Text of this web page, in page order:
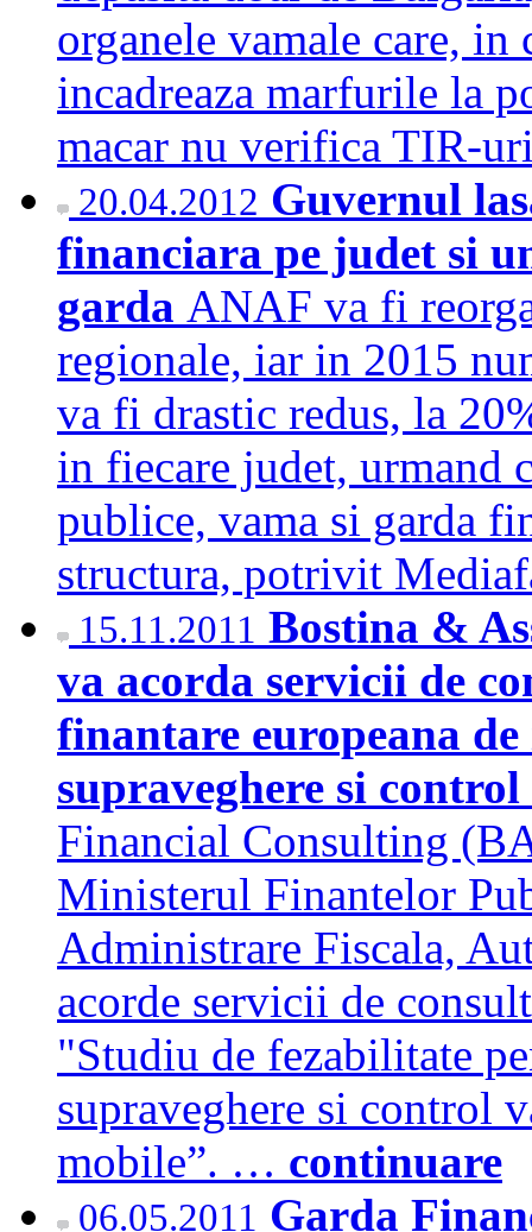
organele vamale care,
incadreaza marfurile la
macar nu verifica TIR-
20.04.2012 Guvernul
financiara pe judet si
garda ANAF va fi
regionale, iar in 2015
va fi drastic redus, la
in fiecare judet, urmand
publice, vama si garda
structura, potrivit
15.11.2011 Bostina &
va acorda servicii de
finantare europeana
supraveghere si
Financial Consulting
Ministerul Finantelor
Administrare Fiscala,
acorde servicii de
"Studiu de fezabilitate
supraveghere si control
mobile”. … continuare
06.05.2011 Garda